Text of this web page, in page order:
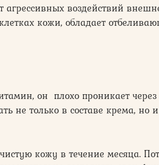
воздействий
кожи, обладает
он плохо проникает
не только в составе крема, но и
кожу в течение месяца.